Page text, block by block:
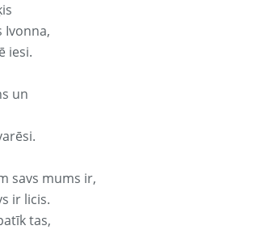
Ivonna,
iesi.
un
savs mums ir,
ir licis.
tas,